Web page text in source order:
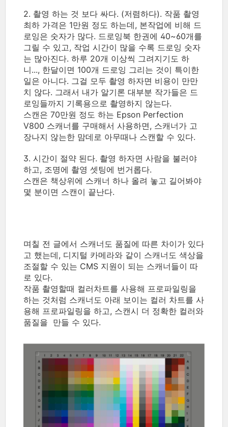
2. 촬영 하는 것 보다 싸다. (저렴하다). 작품 촬영
최하 가격은 1만원 정도 하는데, 본작업에 비해 드
로잉은 숫자가 많다. 드로잉북 한권에 40~60개를
그릴 수 있고, 작업 시간이 많을 수록 드로잉 숫자
는 많아진다. 하루 20개 이상씩 그려지기도 하
니..., 한달이면 100개 드로잉 그리는 것이 특이한
일은 아니다. 그걸 모두 촬영 하자면 비용이 만만
치 않다. 그래서 내가 알기론 대부분 작가들은 드
로잉들까지 기록용으로 촬영하지 않는다.
스캔은 70만원 정도 하는 Epson Perfection
V800 스캐너를 구매해서 사용하면, 스캐너가 고
장나지 않는한 맘데로 아무때나 스캔할 수 있다.
3. 시간이 절약 된다. 촬영 하자면 사람을 불러야
하고, 조명에 촬영 셋팅에 번거롭다.
스캔은 책상위에 스캐너 하나 올려 놓고 길어봐야
몇 분이면 스캔이 끝난다.
며칠 전 글에서 스캐너도 품질에 따른 차이가 있다
고 했는데, 디지털 카메라와 같이 스캐너도 색상을
조절할 수 있는 CMS 지원이 되는 스캐너들이 따
로 있다.
작품 촬영할때 컬러차트를 사용해 프로파일링을
하는 것처럼 스캐너도 아래 보이는 컬러 차트를 사
용해 프로파일링을 하고, 스캔시 더 정확한 컬러와
품질을 만들 수 있다.